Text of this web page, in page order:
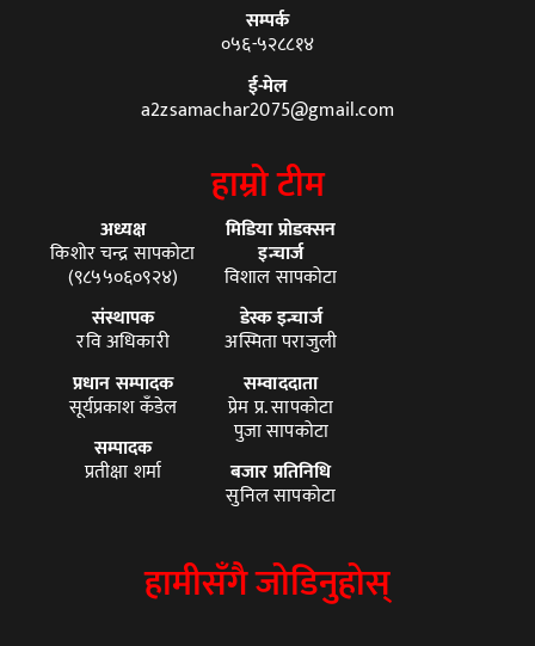
सम्पर्क
०५६-५२८८१४
ई-मेल
a2zsamachar2075@gmail.com
हाम्रो टीम
अध्यक्ष
किशोर चन्द्र सापकोटा
(९८५५०६०९२४)
संस्थापक
रवि अधिकारी
प्रधान सम्पादक
सूर्यप्रकाश कँडेल
सम्पादक
प्रतीक्षा शर्मा
मिडिया प्रोडक्सन
इन्चार्ज
विशाल सापकोटा
डेस्क इन्चार्ज
अस्मिता पराजुली
सम्वाददाता
प्रेम प्र. सापकोटा
पुजा सापकोटा
बजार प्रतिनिधि
सुनिल सापकोटा
हामीसँगै जोडिनुहोस्